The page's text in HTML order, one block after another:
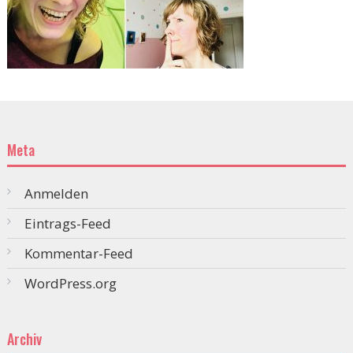
Meta
Anmelden
Eintrags-Feed
Kommentar-Feed
WordPress.org
Archiv